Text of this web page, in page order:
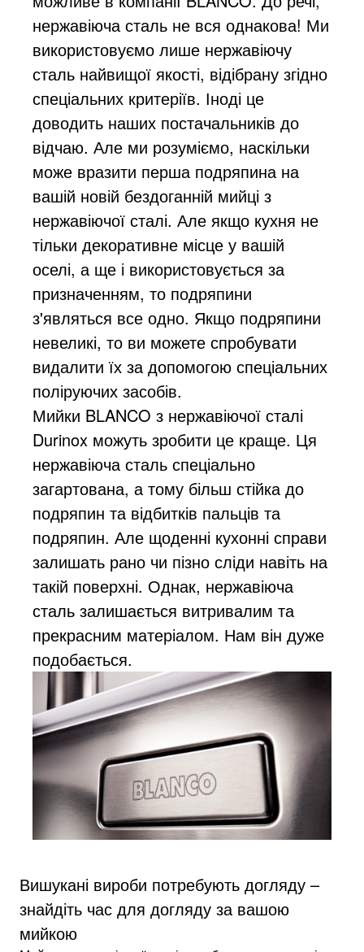
нержавіюча сталь не вся однакова! Ми
використовуємо лише нержавіючу
сталь найвищої якості, відібрану згідно
спеціальних критеріїв. Іноді це
доводить наших постачальників до
відчаю. Але ми розуміємо, наскільки
може вразити перша подряпина на
вашій новій бездоганній мийці з
нержавіючої сталі. Але якщо кухня не
тільки декоративне місце у вашій
оселі, а ще і використовується за
призначенням, то подряпини
з'являться все одно. Якщо подряпини
невеликі, то ви можете спробувати
видалити їх за допомогою спеціальних
поліруючих засобів.
Мийки BLANCO з нержавіючої сталі
Durinox можуть зробити це краще. Ця
нержавіюча сталь спеціально
загартована, а тому більш стійка до
подряпин та відбитків пальців та
подряпин. Але щоденні кухонні справи
залишать рано чи пізно сліди навіть на
такій поверхні. Однак, нержавіюча
сталь залишається витривалим та
прекрасним матеріалом. Нам він дуже
подобається.
Вишукані вироби потребують догляду –
знайдіть час для догляду за вашою
мийкою